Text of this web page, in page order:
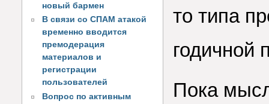
новый бармен
В связи со СПАМ атакой
временно вводится
премодерация
материалов и
регистрации
пользователей
Вопрос по активным
то типа
годичной
Пока